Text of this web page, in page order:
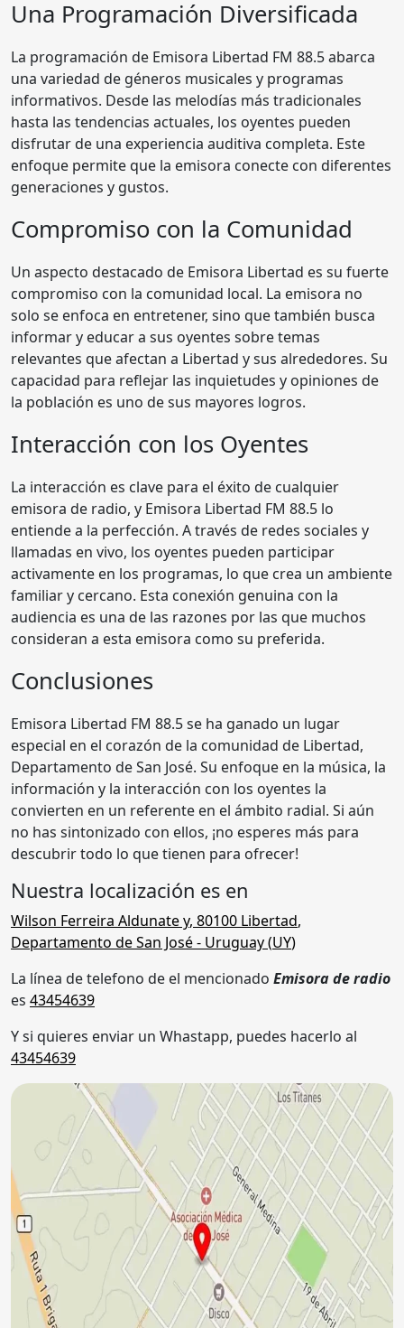
Una Programación Diversificada
La programación de Emisora Libertad FM 88.5 abarca
una variedad de géneros musicales y programas
informativos. Desde las melodías más tradicionales
hasta las tendencias actuales, los oyentes pueden
disfrutar de una experiencia auditiva completa. Este
enfoque permite que la emisora conecte con diferentes
generaciones y gustos.
Compromiso con la Comunidad
Un aspecto destacado de Emisora Libertad es su fuerte
compromiso con la comunidad local. La emisora no
solo se enfoca en entretener, sino que también busca
informar y educar a sus oyentes sobre temas
relevantes que afectan a Libertad y sus alrededores. Su
capacidad para reflejar las inquietudes y opiniones de
la población es uno de sus mayores logros.
Interacción con los Oyentes
La interacción es clave para el éxito de cualquier
emisora de radio, y Emisora Libertad FM 88.5 lo
entiende a la perfección. A través de redes sociales y
llamadas en vivo, los oyentes pueden participar
activamente en los programas, lo que crea un ambiente
familiar y cercano. Esta conexión genuina con la
audiencia es una de las razones por las que muchos
consideran a esta emisora como su preferida.
Conclusiones
Emisora Libertad FM 88.5 se ha ganado un lugar
especial en el corazón de la comunidad de Libertad,
Departamento de San José. Su enfoque en la música, la
información y la interacción con los oyentes la
convierten en un referente en el ámbito radial. Si aún
no has sintonizado con ellos, ¡no esperes más para
descubrir todo lo que tienen para ofrecer!
Nuestra localización es en
Wilson Ferreira Aldunate y, 80100 Libertad,
Departamento de San José- Uruguay (UY)
La línea de telefono de el mencionado Emisora de radio
es 43454639
Y si quieres enviar un Whastapp, puedes hacerlo al
43454639